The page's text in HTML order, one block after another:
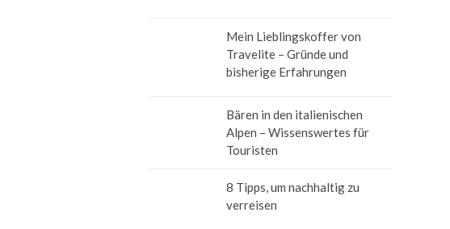
Mein Lieblingskoffer von
Travelite – Gründe und
bisherige Erfahrungen
Bären in den italienischen
Alpen – Wissenswertes für
Touristen
8 Tipps, um nachhaltig zu
verreisen